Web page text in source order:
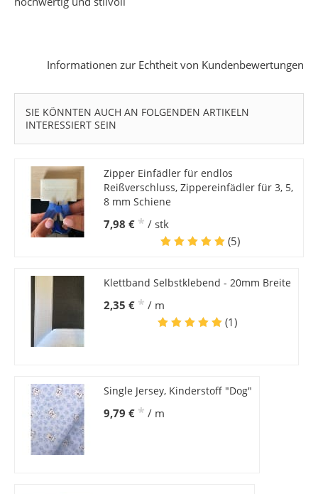
Informationen zur Echtheit von Kundenbewertungen
SIE KÖNNTEN AUCH AN FOLGENDEN ARTIKELN
INTERESSIERT SEIN
Zipper Einfädler für endlos
Reißverschluss, Zippereinfädler für 3, 5,
8 mm Schiene
7,98 € * / stk
(5)
Klettband Selbstklebend - 20mm Breite
2,35 € * / m
(1)
Single Jersey, Kinderstoff "Dog"
9,79 € * / m